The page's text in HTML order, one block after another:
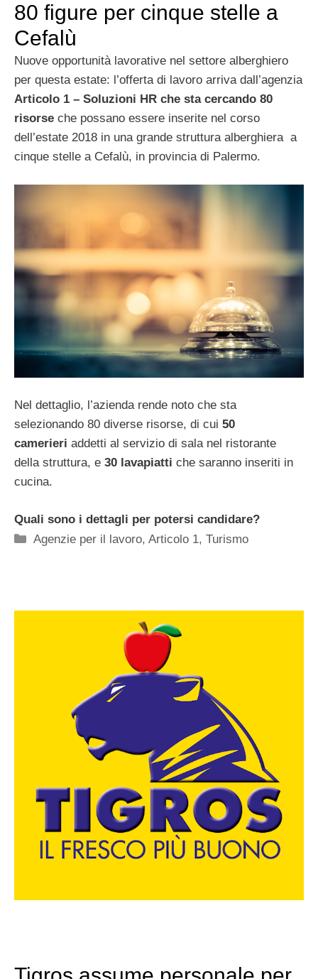
80 figure per cinque stelle a
Cefalù
Nuove opportunità lavorative nel settore alberghiero
per questa estate: l’offerta di lavoro arriva dall’agenzia
Articolo 1 – Soluzioni HR che sta cercando 80
risorse che possano essere inserite nel corso
dell’estate 2018 in una grande struttura alberghiera a
cinque stelle a Cefalù, in provincia di Palermo.
Nel dettaglio, l’azienda rende noto che sta
selezionando 80 diverse risorse, di cui 50
camerieri addetti al servizio di sala nel ristorante
della struttura, e 30 lavapiatti che saranno inseriti in
cucina.
Quali sono i dettagli per potersi candidare?
Categorie
Agenzie per il lavoro,Articolo 1,Turismo